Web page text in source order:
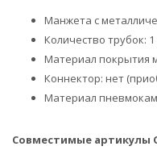
Манжета с
Количество трубок: 1
Материал покрытия
Коннектор: нет
Материал
Совместимые артикулы